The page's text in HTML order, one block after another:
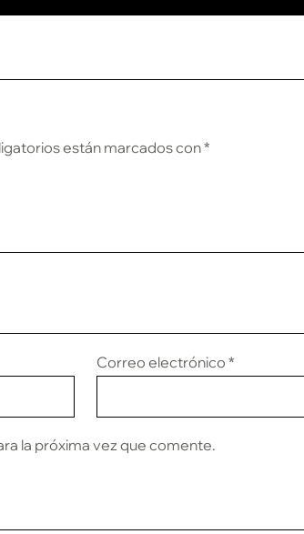
están marcados con*
Correo electrónico*
la próxima vez que comente.